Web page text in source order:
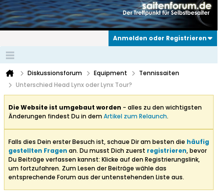
Anmelden oder Registrieren
Diskussionsforum Equipment
Tennissaiten
Unterschied Head Lynx oder Lynx Tour?
Die Website ist umgebaut worden - alles zu den wichtigsten
Änderungen findest Du in demArtikel zum Relaunch.
Falls dies Dein erster Besuch ist, schaue Dir am besten die häufig
gestellten Fragen an. Du musst Dich zuerst registrieren, bevor
Du Beiträge verfassen kannst: Klicke auf den Registrierungslink,
um fortzufahren. Zum Lesen der Beiträge wähle das
entsprechende Forum aus der untenstehenden Liste aus.